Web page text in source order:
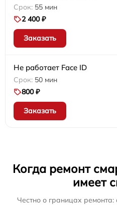
55 мин
2 400 ₽
Заказать
Не работает Face ID
50 мин
800 ₽
Заказать
Когда ремонт
имеет
Честно о границах